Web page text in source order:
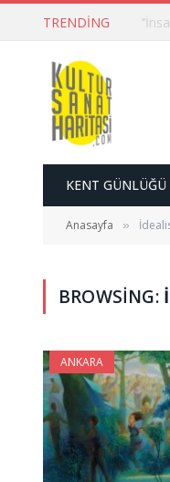
TRENDING
KENT GÜNLÜĞÜ
Anasayfa »
BROWSING:
ANKARA